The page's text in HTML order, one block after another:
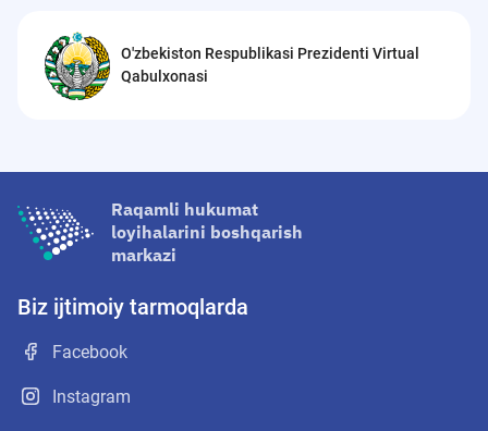
O'zbekiston Respublikasi Prezidenti Virtual
Qabulxonasi
Raqamli hukumat
loyihalarini boshqarish
markazi
Biz ijtimoiy tarmoqlarda
Facebook
Instagram